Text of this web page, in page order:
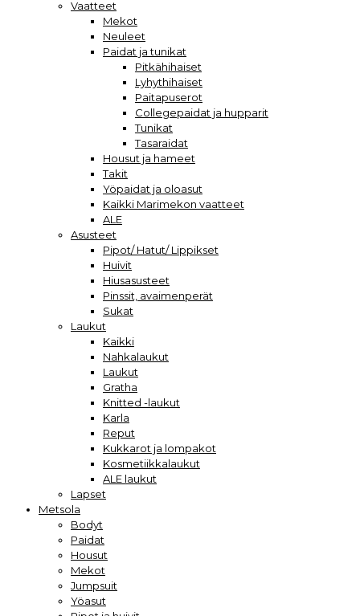
Vaatteet
Mekot
Neuleet
Paidat ja tunikat
Pitkähihaiset
Lyhythihaiset
Paitapuserot
Collegepaidat ja hupparit
Tunikat
Tasaraidat
Housut ja hameet
Takit
Yöpaidat ja oloasut
Kaikki Marimekon vaatteet
ALE
Asusteet
Pipot/ Hatut/ Lippikset
Huivit
Hiusasusteet
Pinssit, avaimenperät
Sukat
Laukut
Kaikki
Nahkalaukut
Laukut
Gratha
Knitted -laukut
Karla
Reput
Kukkarot ja lompakot
Kosmetiikkalaukut
ALE laukut
Lapset
Metsola
Bodyt
Paidat
Housut
Mekot
Jumpsuit
Yöasut